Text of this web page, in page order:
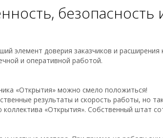
элемент доверия заказчиков и
и оперативной работой.
«Открытия» можно смело положиться!
результаты и скорость работы, но
«Открытия». Собственный штат